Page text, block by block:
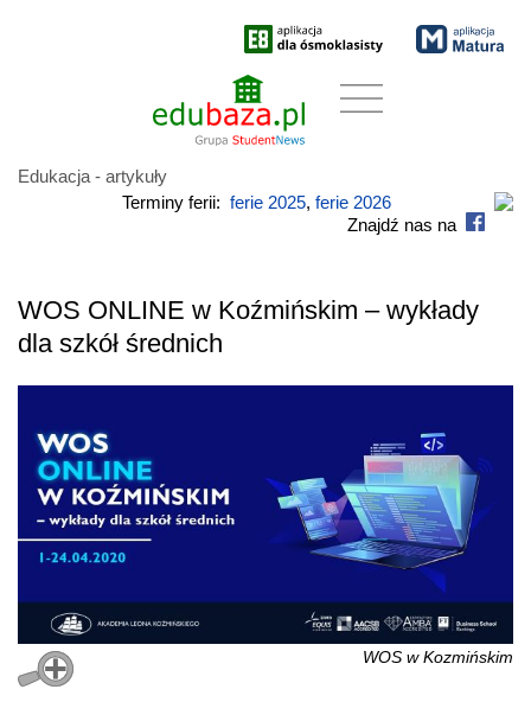
Edukacja - artykuły
Terminy ferii: ferie 2025, ferie 2026
Znajdź nas na
WOS ONLINE w Koźmińskim – wykłady
dla szkół średnich
WOS w Kozmińskim